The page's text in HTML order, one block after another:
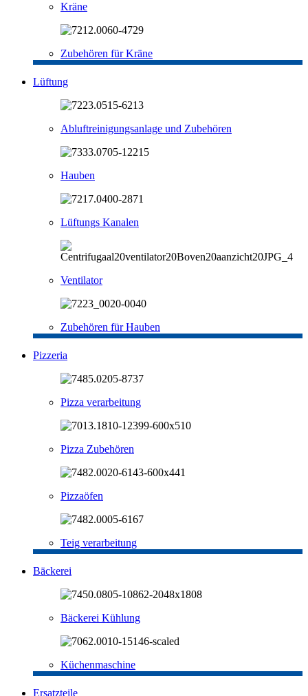
Kräne
Zubehören für Kräne
Lüftung
Abluftreinigungsanlage und Zubehören
Hauben
Lüftungs Kanalen
Ventilator
Zubehören für Hauben
Pizzeria
Pizza verarbeitung
Pizza Zubehören
Pizzaöfen
Teig verarbeitung
Bäckerei
Bäckerei Kühlung
Küchenmaschine
Ersatzteile